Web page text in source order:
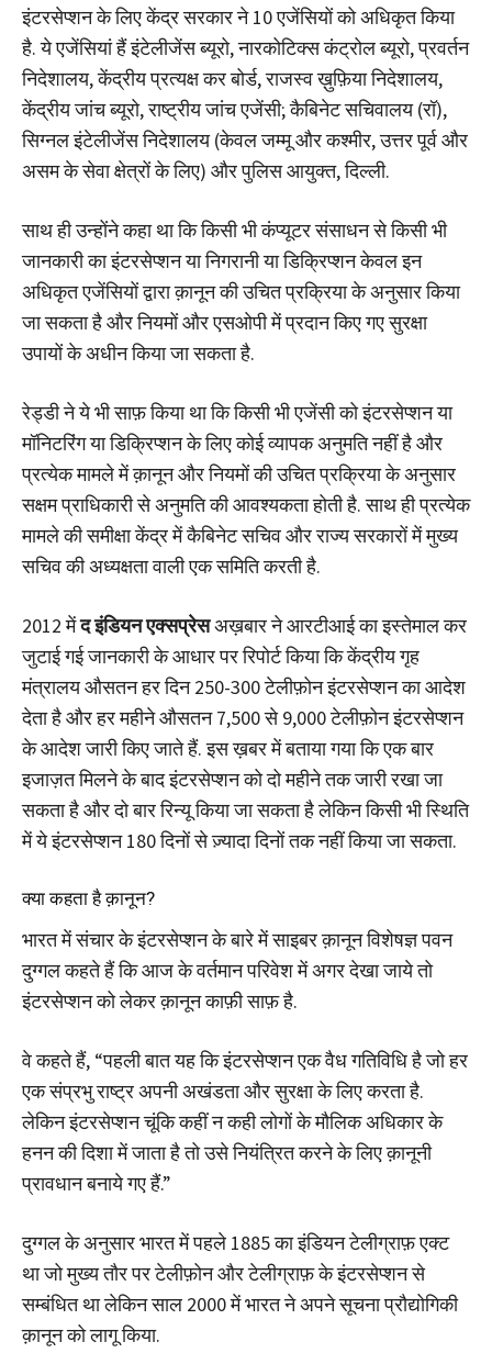
इंटरसेप्शन के लिए केंद्र सरकार ने 10 एजेंसियों को अधिकृत किया
है. ये एजेंसियां हैं इंटेलीजेंस ब्यूरो, नारकोटिक्स कंट्रोल ब्यूरो, प्रवर्तन
निदेशालय, केंद्रीय प्रत्यक्ष कर बोर्ड, राजस्व ख़ुफ़िया निदेशालय,
केंद्रीय जांच ब्यूरो, राष्ट्रीय जांच एजेंसी; कैबिनेट सचिवालय (रॉ),
सिग्नल इंटेलीजेंस निदेशालय (केवल जम्मू और कश्मीर, उत्तर पूर्व और
असम के सेवा क्षेत्रों के लिए) और पुलिस आयुक्त, दिल्ली.
साथ ही उन्होंने कहा था कि किसी भी कंप्यूटर संसाधन से किसी भी
जानकारी का इंटरसेप्शन या निगरानी या डिक्रिप्शन केवल इन
अधिकृत एजेंसियों द्वारा क़ानून की उचित प्रक्रिया के अनुसार किया
जा सकता है और नियमों और एसओपी में प्रदान किए गए सुरक्षा
उपायों के अधीन किया जा सकता है.
रेड्डी ने ये भी साफ़ किया था कि किसी भी एजेंसी को इंटरसेप्शन या
मॉनिटरिंग या डिक्रिप्शन के लिए कोई व्यापक अनुमति नहीं है और
प्रत्येक मामले में क़ानून और नियमों की उचित प्रक्रिया के अनुसार
सक्षम प्राधिकारी से अनुमति की आवश्यकता होती है. साथ ही प्रत्येक
मामले की समीक्षा केंद्र में कैबिनेट सचिव और राज्य सरकारों में मुख्य
सचिव की अध्यक्षता वाली एक समिति करती है.
2012 मेंद इंडियन एक्सप्रेसअख़बार ने आरटीआई का इस्तेमाल कर
जुटाई गई जानकारी के आधार पर रिपोर्ट किया कि केंद्रीय गृह
मंत्रालय औसतन हर दिन 250-300 टेलीफ़ोन इंटरसेप्शन का आदेश
देता है और हर महीने औसतन 7,500 से 9,000 टेलीफ़ोन इंटरसेप्शन
के आदेश जारी किए जाते हैं. इस ख़बर में बताया गया कि एक बार
इजाज़त मिलने के बाद इंटरसेप्शन को दो महीने तक जारी रखा जा
सकता है और दो बार रिन्यू किया जा सकता है लेकिन किसी भी स्थिति
में ये इंटरसेप्शन 180 दिनों से ज़्यादा दिनों तक नहीं किया जा सकता.
क्या कहता है क़ानून?
भारत में संचार के इंटरसेप्शन के बारे में साइबर क़ानून विशेषज्ञ पवन
दुग्गल कहते हैं कि आज के वर्तमान परिवेश में अगर देखा जाये तो
इंटरसेप्शन को लेकर क़ानून काफ़ी साफ़ है.
वे कहते हैं, “पहली बात यह कि इंटरसेप्शन एक वैध गतिविधि है जो हर
एक संप्रभु राष्ट्र अपनी अखंडता और सुरक्षा के लिए करता है.
लेकिन इंटरसेप्शन चूंकि कहीं न कही लोगों के मौलिक अधिकार के
हनन की दिशा में जाता है तो उसे नियंत्रित करने के लिए क़ानूनी
प्रावधान बनाये गए हैं.”
दुग्गल के अनुसार भारत में पहले 1885 का इंडियन टेलीग्राफ़ एक्ट
था जो मुख्य तौर पर टेलीफ़ोन और टेलीग्राफ़ के इंटरसेप्शन से
सम्बंधित था लेकिन साल 2000 में भारत ने अपने सूचना प्रौद्योगिकी
क़ानून को लागू किया.